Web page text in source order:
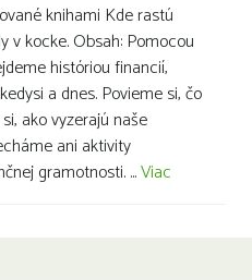
knihami Kde rastú
v kocke. Obsah: Pomocou
históriou financií,
a dnes. Povieme si, čo
ako vyzerajú naše
ani aktivity
gramotnosti. ...Viac